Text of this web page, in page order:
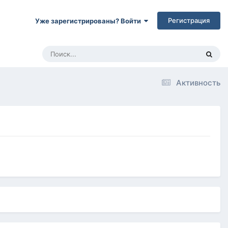
Уже зарегистрированы? Войти Регистрация
Активность